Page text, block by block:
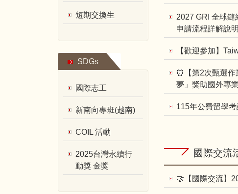
短期交換生
SDGs
國際志工
新南向專班(越南)
COIL 活動
2025台灣永續行
動獎 金獎
2027 GRI 全球鏈
申請流程詳解說
【歡迎參加】
⏰【第2次甄選
夢」獎助國外專
115年公費留學
國際交流
🤝【國際交流】